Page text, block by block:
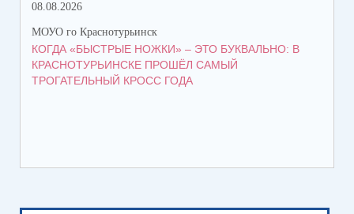
08.08.2026
МОУО го Краснотурьинск
КОГДА «БЫСТРЫЕ НОЖКИ» – ЭТО БУКВАЛЬНО: В
КРАСНОТУРЬИНСКЕ ПРОШЁЛ САМЫЙ
ТРОГАТЕЛЬНЫЙ КРОСС ГОДА